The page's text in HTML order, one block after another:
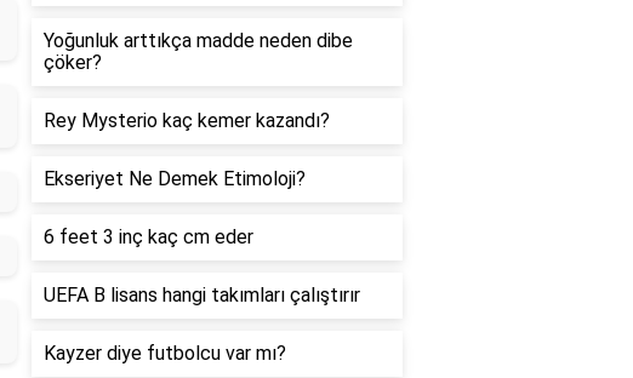
Yoğunluk arttıkça madde neden dibe
çöker?
Rey Mysterio kaç kemer kazandı?
Ekseriyet Ne Demek Etimoloji?
6 feet 3 inç kaç cm eder
UEFA B lisans hangi takımları çalıştırır
Kayzer diye futbolcu var mı?